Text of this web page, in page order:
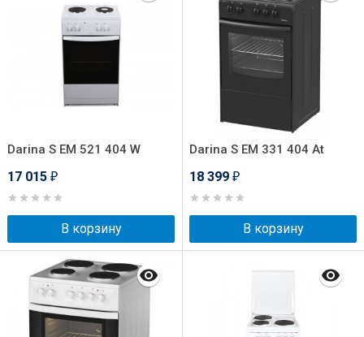
Darina S EM 521 404 W
17 015 ₽
В корзину
Darina S EM 331 404 At
18 399 ₽
В корзину